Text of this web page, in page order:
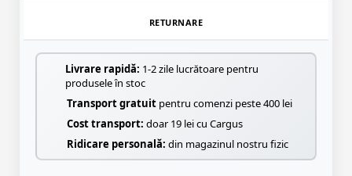
RETURNARE
Livrare rapidă: 1-2 zile lucrătoare pentru
produsele în stoc
Transport gratuit pentru comenzi peste 400 lei
Cost transport: doar 19 lei cu Cargus
Ridicare personală: din magazinul nostru fizic